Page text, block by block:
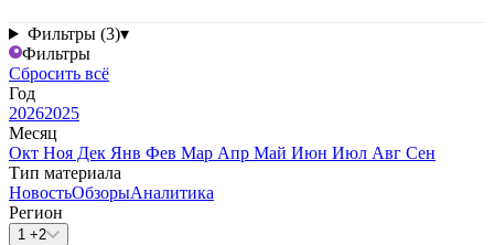
Фильтры (3)▾
Фильтры
Сбросить всё
Год
20262025
Месяц
Окт Ноя Дек Янв Фев Мар Апр Май Июн Июл Авг Сен
Тип материала
НовостьОбзорыАналитика
Регион
1 +2